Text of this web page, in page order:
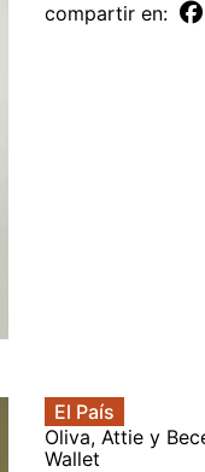
compartir en:
El País
Oliva, Attie y
Wallet